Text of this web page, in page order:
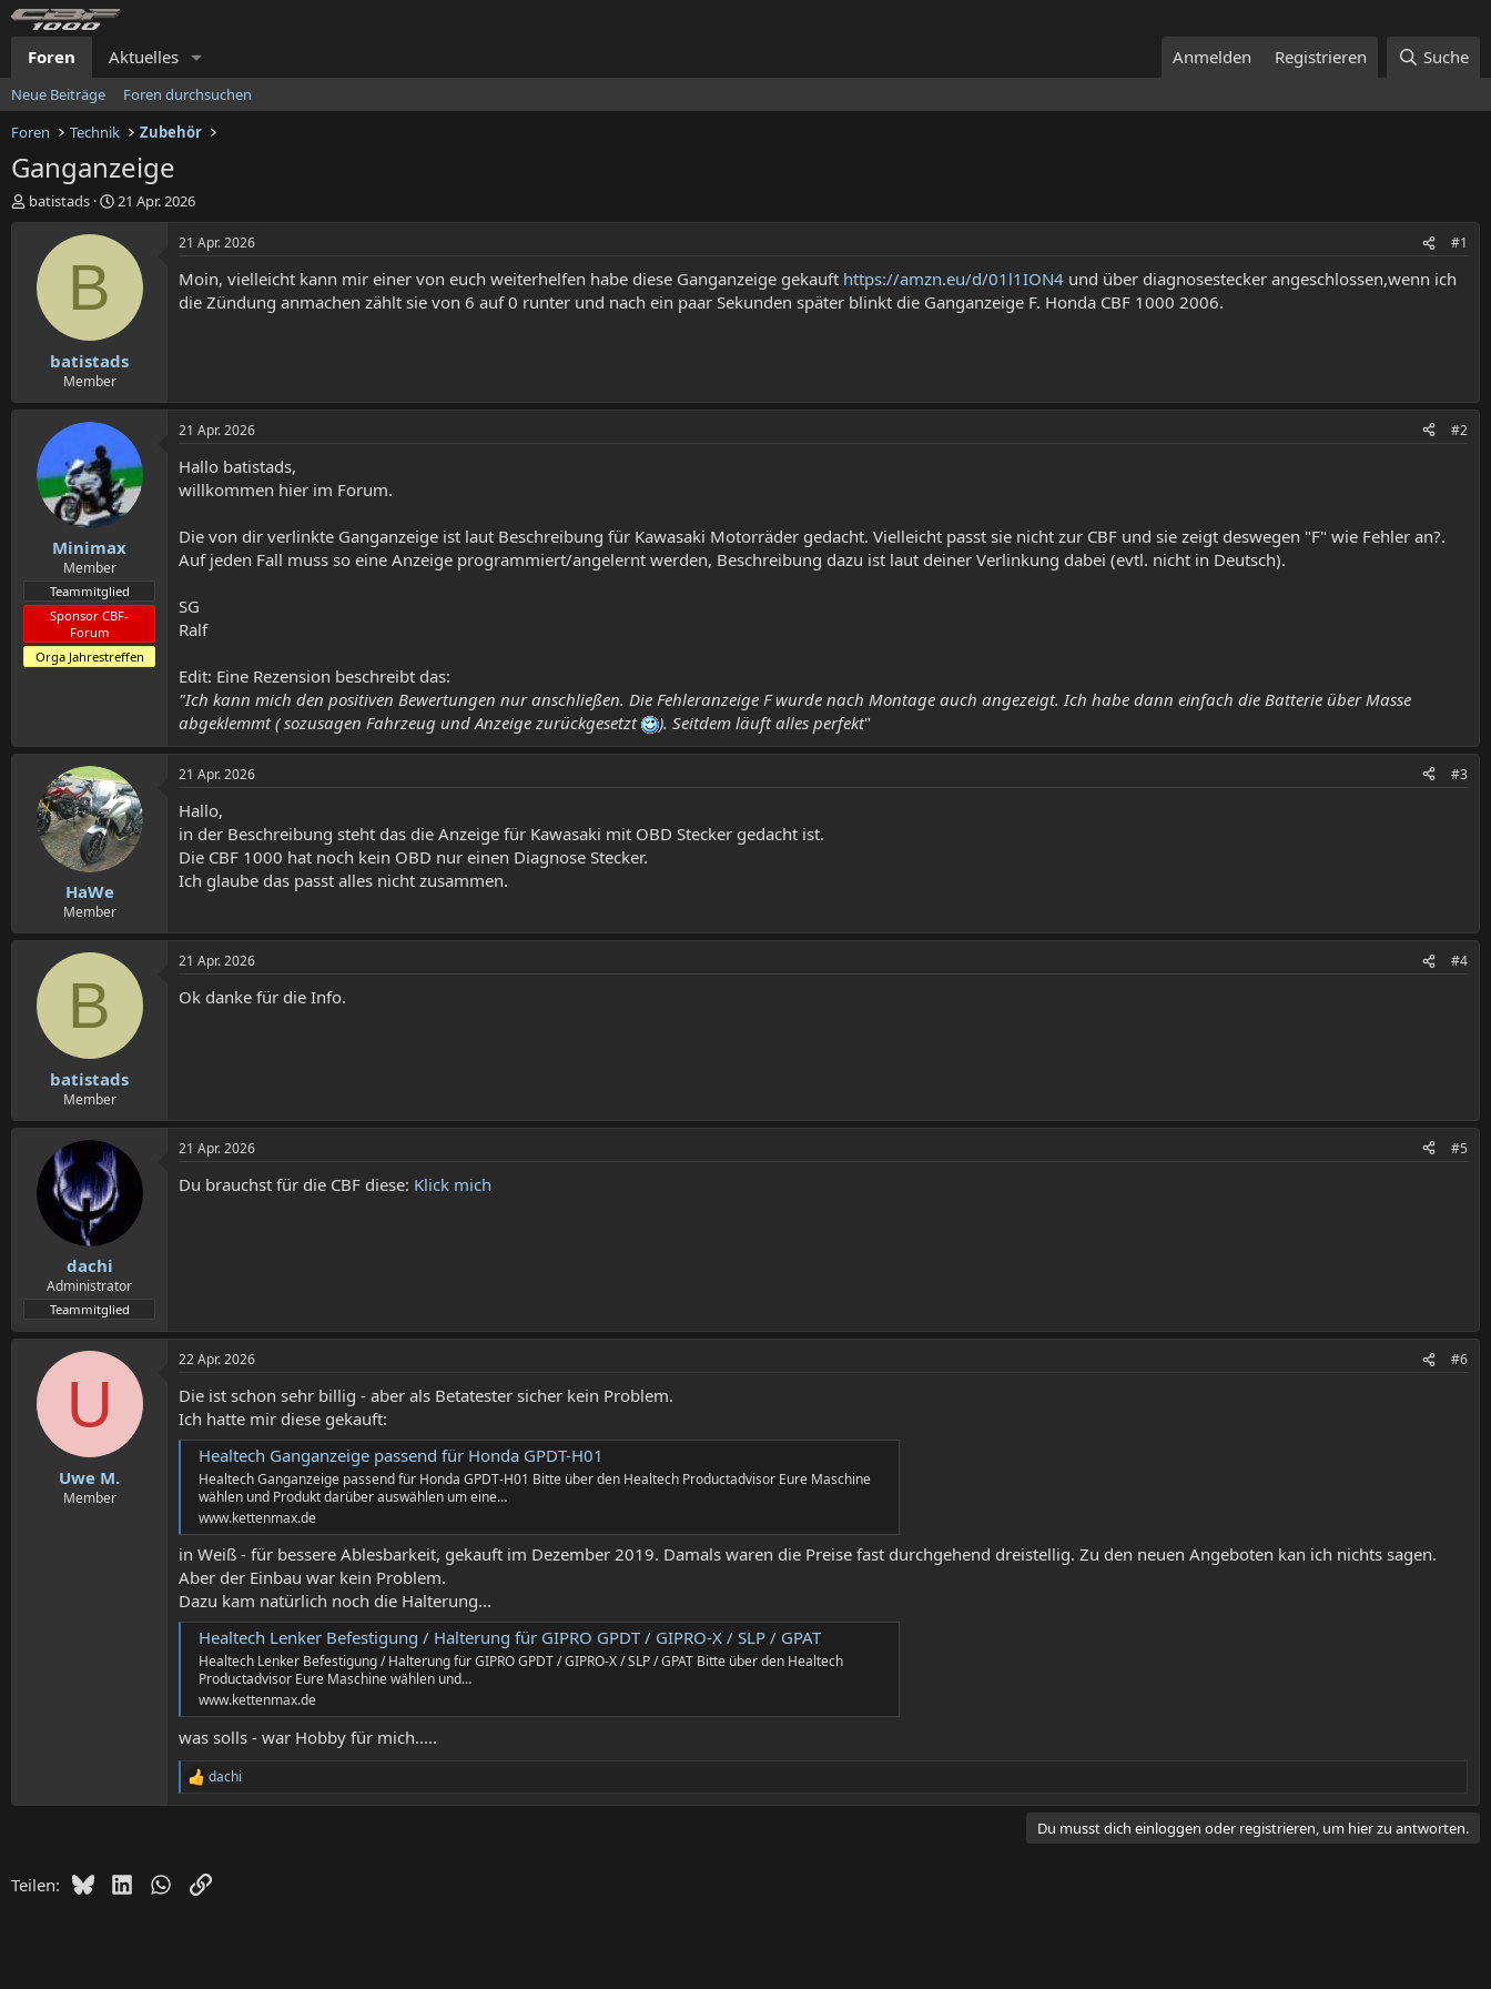
Foren Aktuelles Anmelden Registrieren Suche
Neue Beiträge
Foren durchsuchen
Foren
Technik Zubehör
Ganganzeige
E
r
batistads
E
r
s
t
a
21 Apr. 2026
B
batistads
Member
21 Apr. 2026 #1
Moin, vielleicht kann mir einer von euch weiterhelfen habe diese Ganganzeige gekauft https://amzn.eu/d/01l1ION4 und über diagnosestecker angeschlossen,wenn ich
die Zündung anmachen zählt sie von 6 auf 0 runter und nach ein paar Sekunden später blinkt die Ganganzeige F. Honda CBF 1000 2006.
Minimax
Member
Teammitglied
Sponsor CBF-
Forum
Orga Jahrestreffen
21 Apr. 2026 #2
Hallo batistads,
willkommen hier im Forum.
Die von dir verlinkte Ganganzeige ist laut Beschreibung für Kawasaki Motorräder gedacht. Vielleicht passt sie nicht zur CBF und sie zeigt deswegen "F" wie Fehler an?.
Auf jeden Fall muss so eine Anzeige programmiert/angelernt werden, Beschreibung dazu ist laut deiner Verlinkung dabei (evtl. nicht in Deutsch).
SG
Ralf
Edit: Eine Rezension beschreibt das:
"Ich kann mich den positiven Bewertungen nur anschließen. Die Fehleranzeige F wurde nach Montage auch angezeigt. Ich habe dann einfach die Batterie über Masse
abgeklemmt ( sozusagen Fahrzeug und Anzeige zurückgesetzt
). Seitdem läuft alles perfekt"
HaWe
Member
21 Apr. 2026 #3
Hallo,
in der Beschreibung steht das die Anzeige für Kawasaki mit OBD Stecker gedacht ist.
Die CBF 1000 hat noch kein OBD nur einen Diagnose Stecker.
Ich glaube das passt alles nicht zusammen.
B
batistads
Member
21 Apr. 2026 #4
Ok danke für die Info.
dachi
Administrator
Teammitglied
21 Apr. 2026 #5
Du brauchst für die CBF diese: Klick mich
U
Uwe M.
Member
22 Apr. 2026 #6
Die ist schon sehr billig - aber als Betatester sicher kein Problem.
Ich hatte mir diese gekauft:
Healtech Ganganzeige passend für Honda GPDT-H01
Healtech Ganganzeige passend für Honda GPDT-H01 Bitte über den Healtech Productadvisor Eure Maschine
wählen und Produkt darüber auswählen um eine…
www.kettenmax.de
in Weiß - für bessere Ablesbarkeit, gekauft im Dezember 2019. Damals waren die Preise fast durchgehend dreistellig. Zu den neuen Angeboten kan ich nichts sagen.
Aber der Einbau war kein Problem.
Dazu kam natürlich noch die Halterung...
Healtech Lenker Befestigung / Halterung für GIPRO GPDT / GIPRO-X / SLP / GPAT
Healtech Lenker Befestigung / Halterung für GIPRO GPDT / GIPRO-X / SLP / GPAT Bitte über den Healtech
Productadvisor Eure Maschine wählen und…
www.kettenmax.de
was solls - war Hobby für mich.....
R
o
dachi
Du musst dich einloggen oder registrieren, um hier zu antworten.
Teilen: BlueskyLinkedInWhatsApp
Link